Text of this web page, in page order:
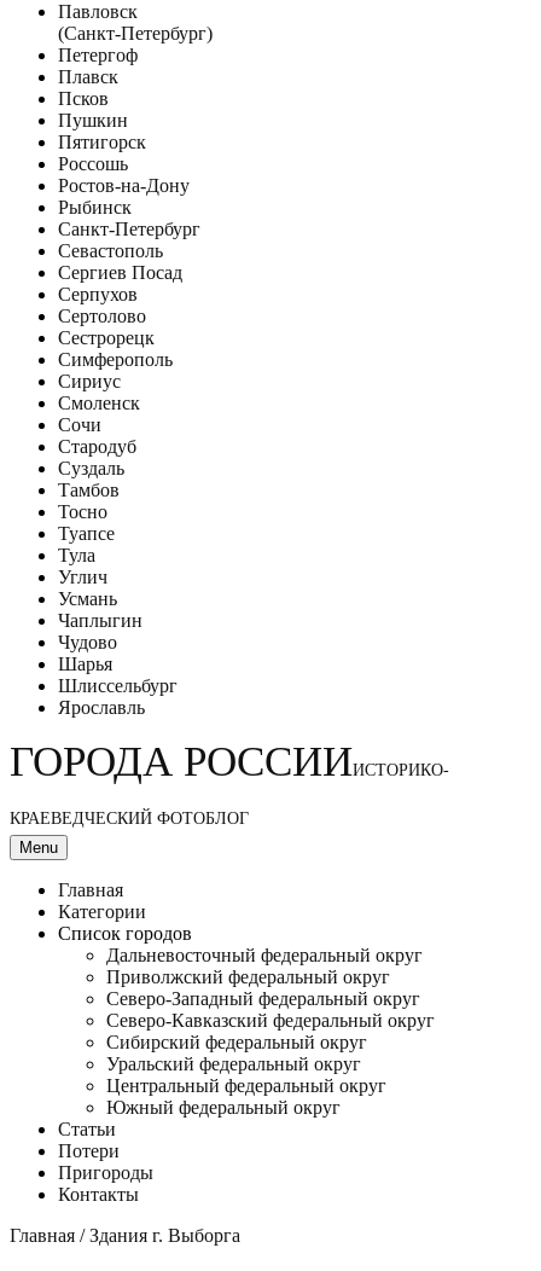
Павловск
(Санкт-Петербург)
Петергоф
Плавск
Псков
Пушкин
Пятигорск
Россошь
Ростов-на-Дону
Рыбинск
Санкт-Петербург
Севастополь
Сергиев Посад
Серпухов
Сертолово
Сестрорецк
Симферополь
Сириус
Смоленск
Сочи
Стародуб
Суздаль
Тамбов
Тосно
Туапсе
Тула
Углич
Усмань
Чаплыгин
Чудово
Шарья
Шлиссельбург
Ярославль
ГОРОДА РОССИИИСТОРИКО-
КРАЕВЕДЧЕСКИЙ ФОТОБЛОГ
Menu
Главная
Категории
Список городов
Дальневосточный федеральный округ
Приволжский федеральный округ
Северо-Западный федеральный округ
Северо-Кавказский федеральный округ
Сибирский федеральный округ
Уральский федеральный округ
Центральный федеральный округ
Южный федеральный округ
Статьи
Потери
Пригороды
Контакты
Главная /Здания г. Выборга